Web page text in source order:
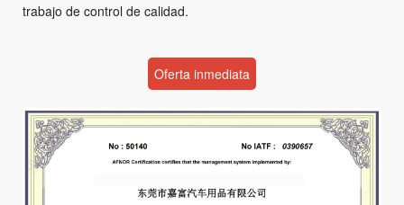
trabajo de control de calidad.
Oferta inmediata